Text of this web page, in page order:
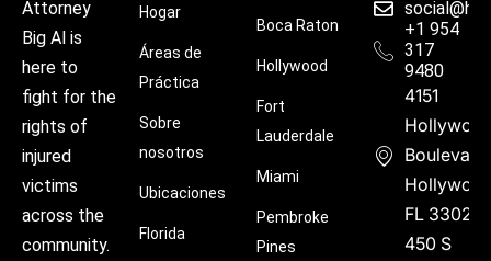
Attorney
Big Al is
here to
fight for the
rights of
injured
victims
across the
community.
Hogar
Áreas de
Práctica
Sobre
nosotros
Ubicaciones
Florida
Boca Raton
Hollywood
Fort
Lauderdale
Miami
Pembroke
Pines
+1 954
317
9480
4151
Boulevard,
FL 33021
450 S